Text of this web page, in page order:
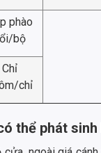
phào
bộ
Chỉ
chỉ
thể phát